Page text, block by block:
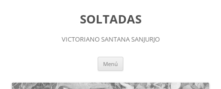
SOLTADAS
VICTORIANO SANTANA SANJURJO
Menú